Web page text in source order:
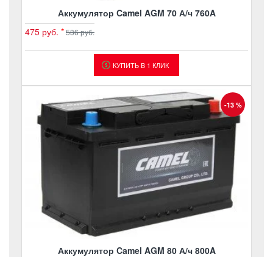
Аккумулятор Camel AGM 70 А/ч 760A
475 руб. *536 руб.
КУПИТЬ В 1 КЛИК
-13 %
Аккумулятор Camel AGM 80 А/ч 800A